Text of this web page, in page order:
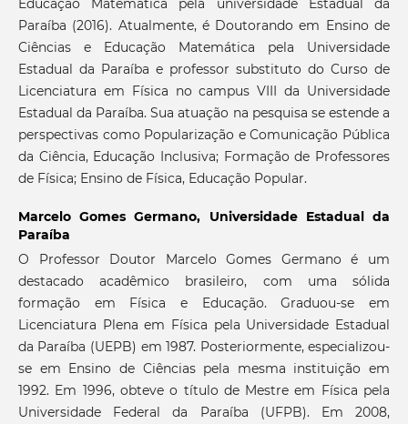
Paraíba (2016). Atualmente, é Doutorando em Ensino de
Ciências e Educação Matemática pela Universidade
Estadual da Paraíba e professor substituto do Curso de
Licenciatura em Física no campus VIII da Universidade
Estadual da Paraíba. Sua atuação na pesquisa se estende a
perspectivas como Popularização e Comunicação Pública
da Ciência, Educação Inclusiva; Formação de Professores
de Física; Ensino de Física, Educação Popular.
Marcelo Gomes Germano, Universidade Estadual da
Paraíba
O Professor Doutor Marcelo Gomes Germano é um
destacado acadêmico brasileiro, com uma sólida
formação em Física e Educação. Graduou-se em
Licenciatura Plena em Física pela Universidade Estadual
da Paraíba (UEPB) em 1987. Posteriormente, especializou-
se em Ensino de Ciências pela mesma instituição em
1992. Em 1996, obteve o título de Mestre em Física pela
Universidade Federal da Paraíba (UFPB). Em 2008,